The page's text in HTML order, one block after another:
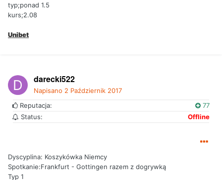
typ;ponad 1.5
kurs;2.08
Unibet
darecki522
Napisano 2 Październik 2017
Reputacja:
77
Status:
Offline
Dyscyplina: Koszykówka Niemcy
Spotkanie:Frankfurt - Gottingen razem z dogrywką
Typ 1